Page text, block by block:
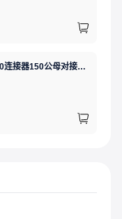
AMASS(艾迈斯)航模插头xt60连接器150公母对接pw锂电池公头 接PCB板卧式 黄色 公头XT60PW-M.G.Y